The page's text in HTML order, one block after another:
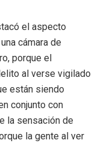
el aspecto
cámara de
porque el
al verse vigilado
están siendo
conjunto con
la sensación de
la gente al ver